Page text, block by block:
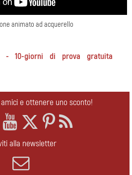
animato ad acquerello
- 10-giorni di prova gratuita
amici e ottenere uno sconto!
alla newsletter